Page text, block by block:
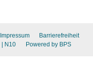
Impressum
Barrierefreiheit
| N10 Powered by BPS